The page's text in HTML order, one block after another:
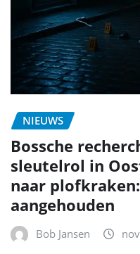
NIEUWS
Bossche
sleutelrol in
naar
aangehouden
Bob Jansen